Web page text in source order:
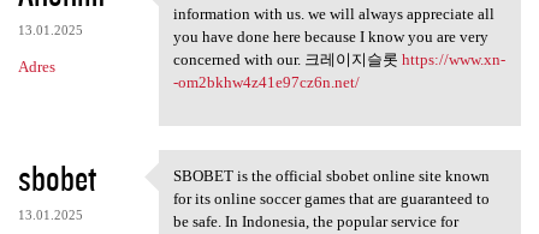
13.01.2025
Adres
Thank you because you have
information with us. we will always appreciate all
you have done here because I know you are very
concerned with our. 크레이지슬롯 https://www.xn-
-om2bkhw4z41e97cz6n.net/
sbobet
13.01.2025
SBOBET is the official sbobet
SBOBET is the official sbobet online site known
for its online soccer games that are guaranteed to
be safe. In Indonesia, the popular service for